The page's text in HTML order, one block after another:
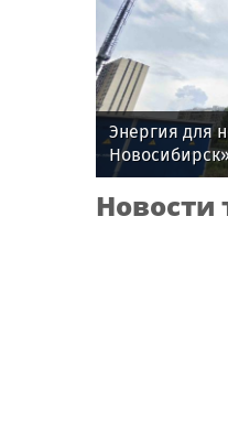
Энергия для
мощности
Новости